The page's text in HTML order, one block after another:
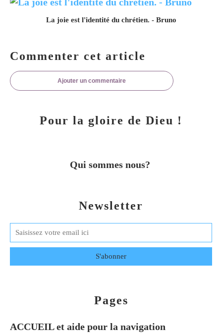
La joie est l'identité du chrétien. - Bruno
Commenter cet article
Ajouter un commentaire
Newsletter
Pages
ACCUEIL et aide pour la navigation
Pour la gloire de Dieu !
Qui sommes nous?